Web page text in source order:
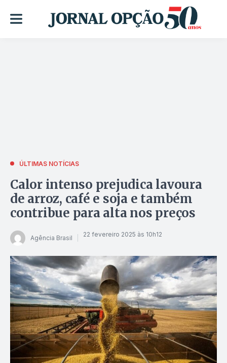
ÚLTIMAS NOTÍCIAS
Calor intenso prejudica lavoura
de arroz, café e soja e também
contribue para alta nos preços
Agência Brasil 22 fevereiro 2025 às 10h12